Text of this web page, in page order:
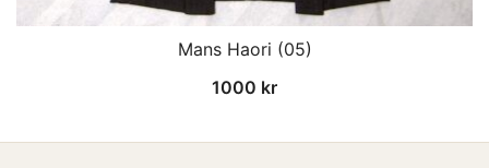
Mans Haori (05)
1000 kr